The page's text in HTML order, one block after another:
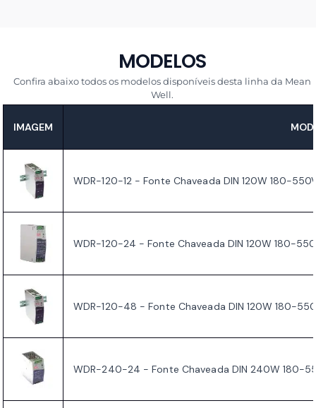
MODELOS
Confira abaixo todos os modelos disponíveis desta linha da Mean
Well.
IMAGEM
WDR-120-12 - Fonte Chaveada DIN 120W 180-
WDR-120-24 - Fonte Chaveada DIN 120W 180-
WDR-120-48 - Fonte Chaveada DIN 120W 180-
WDR-240-24 - Fonte Chaveada DIN 240W 180-